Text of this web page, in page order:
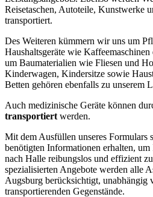
Reisetaschen, Autoteile, Kunstwerke
transportiert.
Des Weiteren kümmern wir uns um
Haushaltsgeräte wie
um Baumaterialien wie Fliesen und
Kinderwagen, Kindersitze sowie
Betten gehören ebenfalls zu unserem
Auch medizinische Geräte können
transportiert werden.
Mit dem Ausfüllen unseres Formulars
benötigten Informationen erhalten,
nach Halle reibungslos und effizient
spezialisierten Angebote werden alle
Augsburg berücksichtigt, unabhängig
transportierenden Gegenstände.